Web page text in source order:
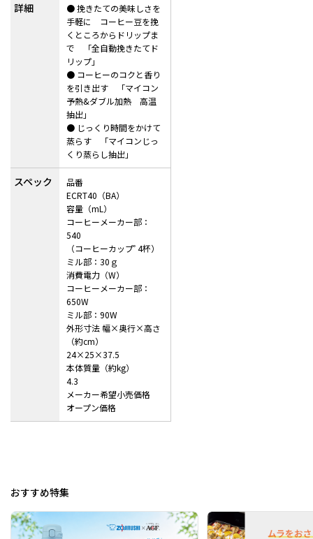
詳細
スペック
● 挽きたての美味しさを
手軽に コーヒー豆を挽
くところからドリップま
で 「全自動挽きたてド
リップ」
● コーヒーのコクと香り
を引き出す 「マイコン
予熱&ダブル加熱 高温
抽出」
● じっくり時間をかけて
蒸らす 「マイコンじっ
くり蒸らし抽出」
品番
ECRT40（BA）
容量（mL）
コーヒーメーカー部：
540
（コーヒーカップﾟ4杯）
ミル部：30ｇ
消費電力（W）
コーヒーメーカー部：
650W
ミル部：90W
外形寸法 幅×奥行×高さ
（約cm）
24×25×37.5
本体質量（約kg）
4.3
メーカー希望小売価格
オープン価格
おすすめ特集